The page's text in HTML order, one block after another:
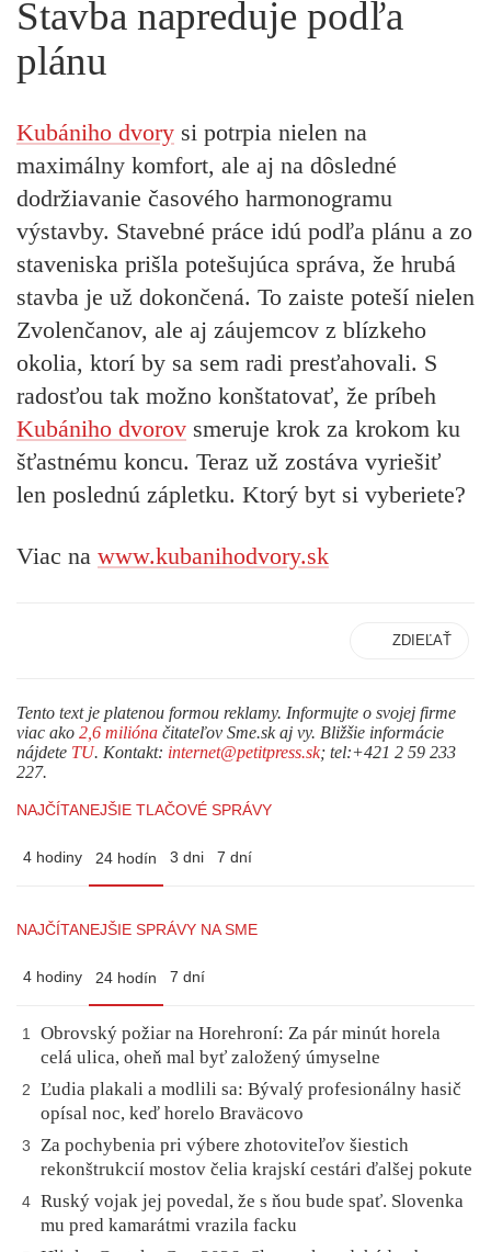
Stavba napreduje podľa
plánu
Kubániho dvory si potrpia nielen na
maximálny komfort, ale aj na dôsledné
dodržiavanie časového harmonogramu
výstavby. Stavebné práce idú podľa plánu a zo
staveniska prišla potešujúca správa, že hrubá
stavba je už dokončená. To zaiste poteší nielen
Zvolenčanov, ale aj záujemcov z blízkeho
okolia, ktorí by sa sem radi presťahovali. S
radosťou tak možno konštatovať, že príbeh
Kubániho dvorov smeruje krok za krokom ku
šťastnému koncu. Teraz už zostáva vyriešiť
len poslednú zápletku. Ktorý byt si vyberiete?
Viac na www.kubanihodvory.sk
ZDIEĽAŤ
Tento text je platenou formou reklamy. Informujte o svojej firme
viac ako 2,6 milióna čitateľov Sme.sk aj vy. Bližšie informácie
nájdete TU. Kontakt: internet@petitpress.sk; tel:+421 2 59 233
227.
NAJČÍTANEJŠIE TLAČOVÉ SPRÁVY
4 hodiny 24 hodín 3 dni 7 dní
NAJČÍTANEJŠIE SPRÁVY NA SME
4 hodiny 24 hodín 7 dní
1
Obrovský požiar na Horehroní: Za pár minút horela
celá ulica, oheň mal byť založený úmyselne
2
Ľudia plakali a modlili sa: Bývalý profesionálny hasič
opísal noc, keď horelo Braväcovo
3
Za pochybenia pri výbere zhotoviteľov šiestich
rekonštrukcií mostov čelia krajskí cestári ďalšej pokute
4 Ruský vojak jej povedal, že s ňou bude spať. Slovenka
mu pred kamarátmi vrazila facku